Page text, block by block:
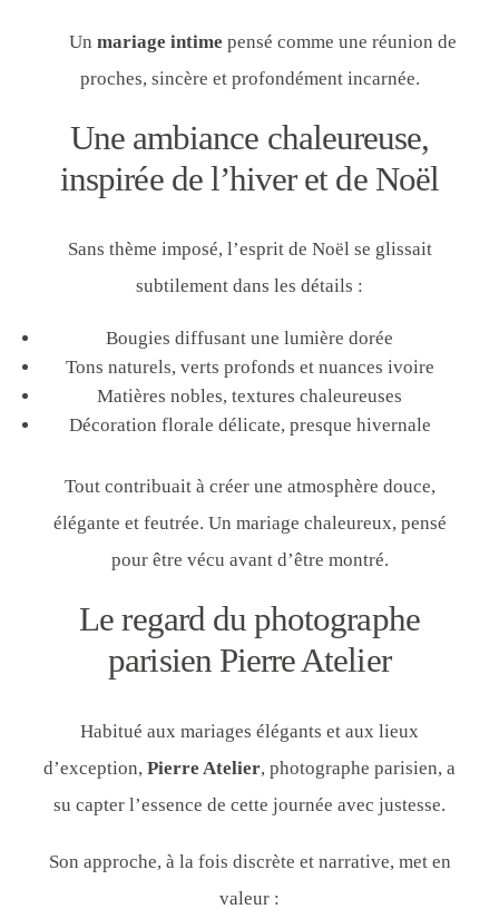
Un mariage intime pensé comme une réunion de
proches, sincère et profondément incarnée.
Une ambiance chaleureuse,
inspirée de l’hiver et de Noël
Sans thème imposé, l’esprit de Noël se glissait
subtilement dans les détails :
Bougies diffusant une lumière dorée
Tons naturels, verts profonds et nuances ivoire
Matières nobles, textures chaleureuses
Décoration florale délicate, presque hivernale
Tout contribuait à créer une atmosphère douce,
élégante et feutrée. Un mariage chaleureux, pensé
pour être vécu avant d’être montré.
Le regard du photographe
parisien Pierre Atelier
Habitué aux mariages élégants et aux lieux
d’exception, Pierre Atelier, photographe parisien, a
su capter l’essence de cette journée avec justesse.
Son approche, à la fois discrète et narrative, met en
valeur :